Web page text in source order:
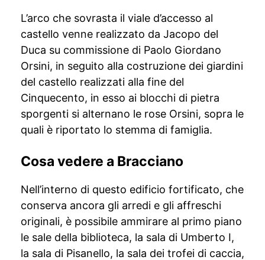
L’arco che sovrasta il viale d’accesso al
castello venne realizzato da Jacopo del
Duca su commissione di Paolo Giordano
Orsini, in seguito alla costruzione dei giardini
del castello realizzati alla fine del
Cinquecento, in esso ai blocchi di pietra
sporgenti si alternano le rose Orsini, sopra le
quali è riportato lo stemma di famiglia.
Cosa vedere a Bracciano
Nell’interno di questo edificio fortificato, che
conserva ancora gli arredi e gli affreschi
originali, è possibile ammirare al primo piano
le sale della biblioteca, la sala di Umberto I,
la sala di Pisanello, la sala dei trofei di caccia,